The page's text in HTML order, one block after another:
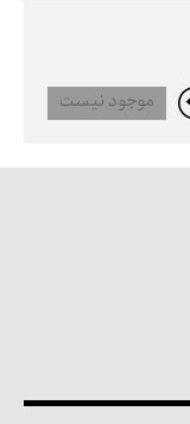
موجود نیست